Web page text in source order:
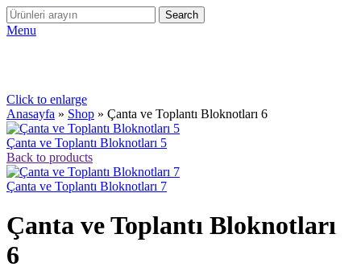
Search
Menu
Click to enlarge
Anasayfa » Shop » Çanta ve Toplantı Bloknotları 6
Çanta ve Toplantı Bloknotları 5
Back to products
Çanta ve Toplantı Bloknotları 7
Çanta ve Toplantı Bloknotları
6